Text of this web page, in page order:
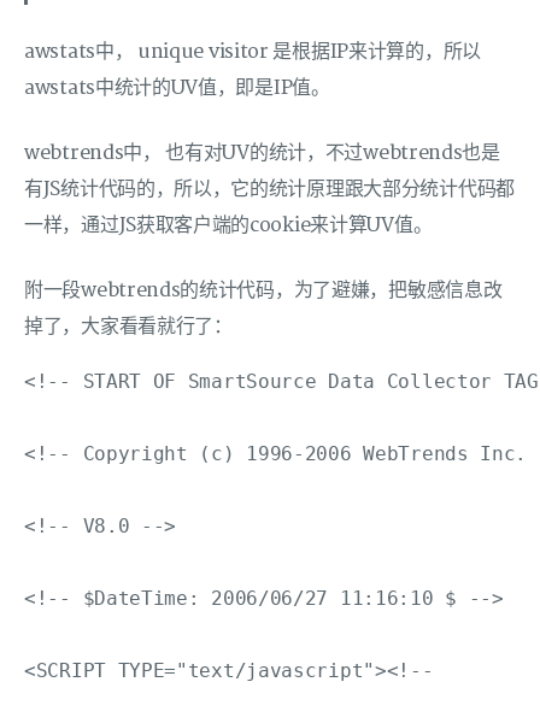
awstats中， unique visitor 是根据IP来计算的，所以
awstats中统计的UV值，即是IP值。
webtrends中， 也有对UV的统计，不过webtrends也是
有JS统计代码的，所以，它的统计原理跟大部分统计代码都
一样，通过JS获取客户端的cookie来计算UV值。
附一段webtrends的统计代码，为了避嫌，把敏感信息改
掉了，大家看看就行了：
<!-- START OF SmartSource Data Collector
<!-- Copyright (c) 1996-2006 WebTrends
<!-- V8.0 -->
<!-- $DateTime: 2006/06/27 11:16:10 $ -->
<SCRIPT TYPE="text/javascript"><!--